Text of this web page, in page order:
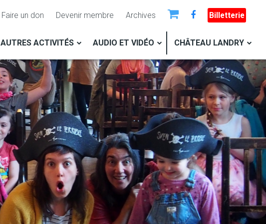
Faire un don Devenir membre Archives Billetterie
AUTRES ACTIVITÉS AUDIO ET VIDÉO CHÂTEAU LANDRY